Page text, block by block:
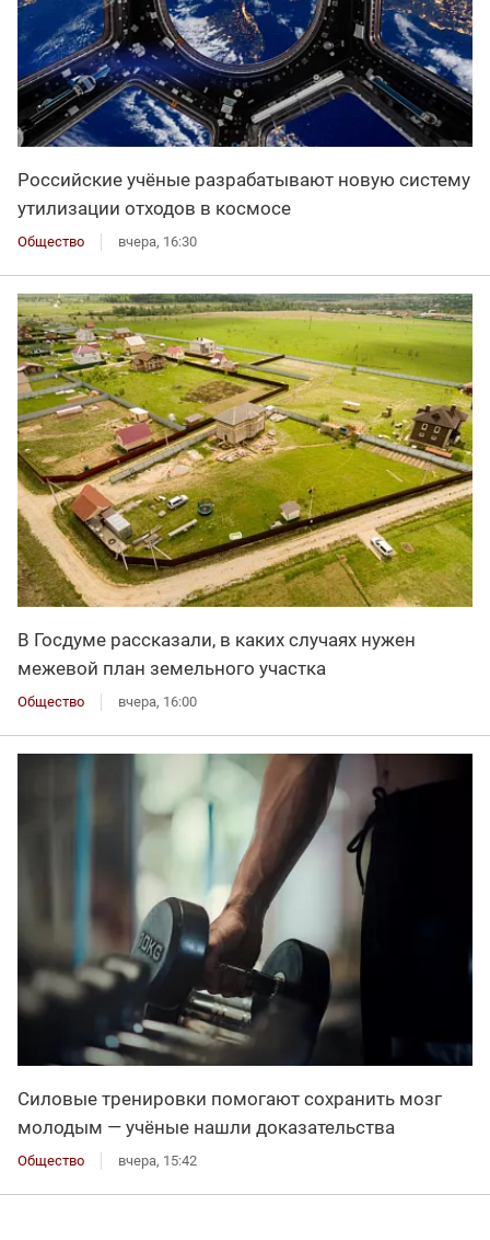
Российские учёные разрабатывают новую систему
утилизации отходов в космосе
Общество вчера, 16:30
В Госдуме рассказали, в каких случаях нужен
межевой план земельного участка
Общество вчера, 16:00
Силовые тренировки помогают сохранить мозг
молодым — учёные нашли доказательства
Общество вчера, 15:42